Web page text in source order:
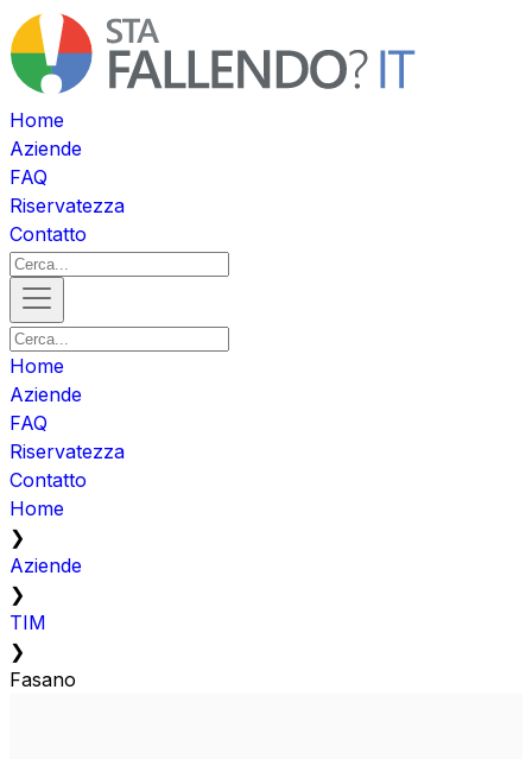
Home
Aziende
FAQ
Riservatezza
Contatto
Home
Aziende
FAQ
Riservatezza
Contatto
Home
❯
Aziende
❯
TIM
❯
Fasano